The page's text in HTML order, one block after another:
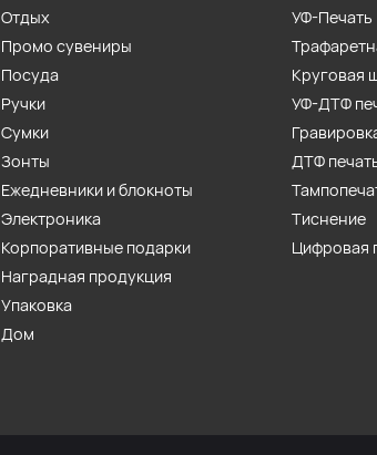
Отдых
Промо сувениры
Посуда
Ручки
Сумки
Зонты
Ежедневники и блокноты
Электроника
Корпоративные подарки
Наградная продукция
Упаковка
Дом
УФ-Печать
Круговая
УФ-ДТФ
ДТФ
Тиснение
Цифровая